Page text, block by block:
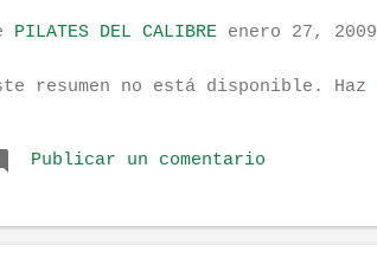
Literatu...
PILATES DEL CALIBRE enero 27, 2009
resumen no está disponible. Haz
Publicar un comentario